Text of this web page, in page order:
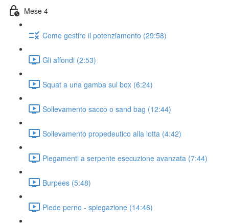
Mese 4
Come gestire il potenziamento (29:58)
Gli affondi (2:53)
Squat a una gamba sul box (6:24)
Sollevamento sacco o sand bag (12:44)
Sollevamento propedeutico alla lotta (4:42)
Piegamenti a serpente esecuzione avanzata (7:44)
Burpees (5:48)
Piede perno - spiegazione (14:46)